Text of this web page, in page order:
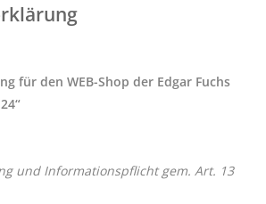
für den WEB-Shop der Edgar Fuchs
und Informationspflicht gem. Art. 13